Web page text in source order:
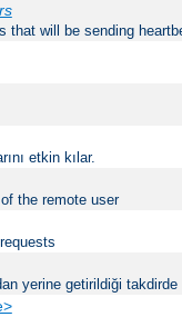
that will be sending
etkin kılar.
the remote user
yerine getirildiği takdirde